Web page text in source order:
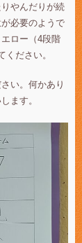
やんだりが続
必要のようで
ロー（4段階
ださい。
い。何かあり
ます。